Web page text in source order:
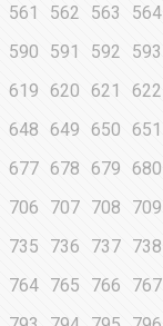
561 562 563 564
590 591 592 593
619 620 621 622
648 649 650 651
677 678 679 680
706 707 708 709
735 736 737 738
764 765 766 767